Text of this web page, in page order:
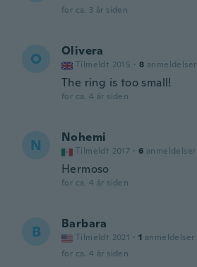
for ca. 3 år siden
O Olivera
Tilmeldt 2015 · 8 anmeldelser
The ring is too small!
for ca. 4 år siden
N Nohemi
Tilmeldt 2017 · 6 anmeldelser
Hermoso
for ca. 4 år siden
B Barbara
Tilmeldt 2021 · 1 anmeldelser
for ca. 4 år siden